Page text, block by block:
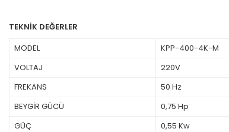
TEKNİK DEĞERLER
MODEL
KPP-400-4K-M
VOLTAJ
220V
FREKANS
50 Hz
BEYGİR GÜCÜ
0,75 Hp
GÜÇ
0,55 Kw